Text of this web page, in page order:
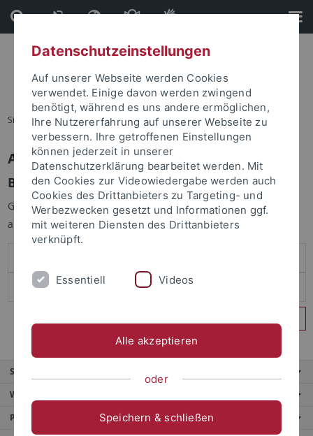
Direkt
zum
Inhalt
Direkt
zur
Fußleiste
Sie sind hier: Startseite
Anmelden
Benutzeranmeldung
Geben Sie Ihren Benutzernamen und Ihr Passwort an um sich
anzumelden:
Service
Weitere Angebote
Portale
Datenschutzeinstellungen
Auf unserer Webseite werden Cookies
verwendet. Einige davon werden zwingend
benötigt, während es uns andere ermöglichen,
Ihre Nutzererfahrung auf unserer Webseite zu
verbessern. Ihre getroffenen Einstellungen
können jederzeit in unserer
Datenschutzerklärung bearbeitet werden. Mit
den Cookies zur Videowiedergabe werden auch
Cookies des Drittanbieters zu Targeting- und
Werbezwecken gesetzt und Informationen ggf.
mit weiteren Diensten des Drittanbieters
verknüpft.
Essentiell Videos
Alle akzeptieren
oder
Speichern & schließen